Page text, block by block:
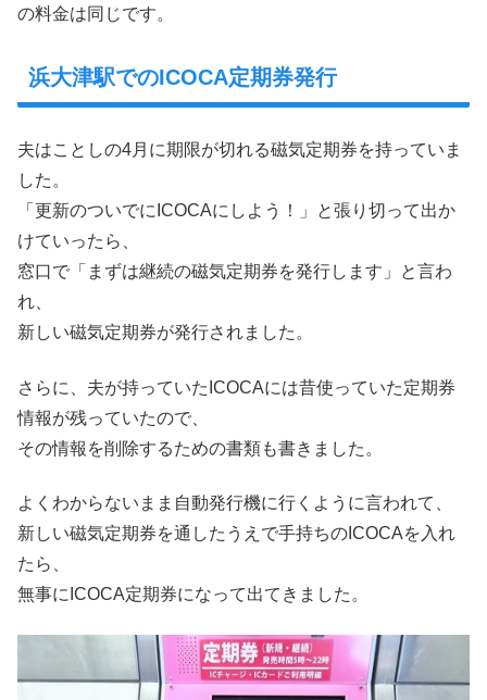
の料金は同じです。
浜大津駅でのICOCA定期券発行
夫はことしの4月に期限が切れる磁気定期券を持っていま
した。
「更新のついでにICOCAにしよう！」と張り切って出か
けていったら、
窓口で「まずは継続の磁気定期券を発行します」と言わ
れ、
新しい磁気定期券が発行されました。
さらに、夫が持っていたICOCAには昔使っていた定期券
情報が残っていたので、
その情報を削除するための書類も書きました。
よくわからないまま自動発行機に行くように言われて、
新しい磁気定期券を通したうえで手持ちのICOCAを入れ
たら、
無事にICOCA定期券になって出てきました。